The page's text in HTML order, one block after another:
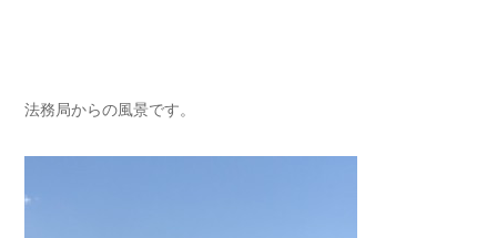
法務局からの風景です。